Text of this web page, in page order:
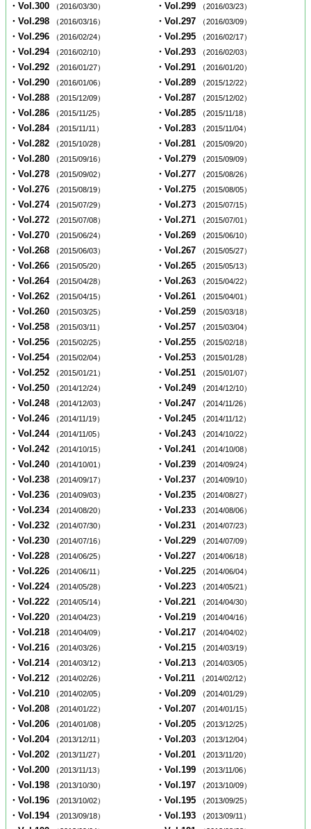
・Vol.300 （2016/03/30） ・Vol.299 （2016/03/23）
・Vol.298 （2016/03/16） ・Vol.297 （2016/03/09）
・Vol.296 （2016/02/24） ・Vol.295 （2016/02/17）
・Vol.294 （2016/02/10） ・Vol.293 （2016/02/03）
・Vol.292 （2016/01/27） ・Vol.291 （2016/01/20）
・Vol.290 （2016/01/06） ・Vol.289 （2015/12/22）
・Vol.288 （2015/12/09） ・Vol.287 （2015/12/02）
・Vol.286 （2015/11/25） ・Vol.285 （2015/11/18）
・Vol.284 （2015/11/11） ・Vol.283 （2015/11/04）
・Vol.282 （2015/10/28） ・Vol.281 （2015/09/20）
・Vol.280 （2015/09/16） ・Vol.279 （2015/09/09）
・Vol.278 （2015/09/02） ・Vol.277 （2015/08/26）
・Vol.276 （2015/08/19） ・Vol.275 （2015/08/05）
・Vol.274 （2015/07/29） ・Vol.273 （2015/07/15）
・Vol.272 （2015/07/08） ・Vol.271 （2015/07/01）
・Vol.270 （2015/06/24） ・Vol.269 （2015/06/10）
・Vol.268 （2015/06/03） ・Vol.267 （2015/05/27）
・Vol.266 （2015/05/20） ・Vol.265 （2015/05/13）
・Vol.264 （2015/04/28） ・Vol.263 （2015/04/22）
・Vol.262 （2015/04/15） ・Vol.261 （2015/04/01）
・Vol.260 （2015/03/25） ・Vol.259 （2015/03/18）
・Vol.258 （2015/03/11） ・Vol.257 （2015/03/04）
・Vol.256 （2015/02/25） ・Vol.255 （2015/02/18）
・Vol.254 （2015/02/04） ・Vol.253 （2015/01/28）
・Vol.252 （2015/01/21） ・Vol.251 （2015/01/07）
・Vol.250 （2014/12/24） ・Vol.249 （2014/12/10）
・Vol.248 （2014/12/03） ・Vol.247 （2014/11/26）
・Vol.246 （2014/11/19） ・Vol.245 （2014/11/12）
・Vol.244 （2014/11/05） ・Vol.243 （2014/10/22）
・Vol.242 （2014/10/15） ・Vol.241 （2014/10/08）
・Vol.240 （2014/10/01） ・Vol.239 （2014/09/24）
・Vol.238 （2014/09/17） ・Vol.237 （2014/09/10）
・Vol.236 （2014/09/03） ・Vol.235 （2014/08/27）
・Vol.234 （2014/08/20） ・Vol.233 （2014/08/06）
・Vol.232 （2014/07/30） ・Vol.231 （2014/07/23）
・Vol.230 （2014/07/16） ・Vol.229 （2014/07/09）
・Vol.228 （2014/06/25） ・Vol.227 （2014/06/18）
・Vol.226 （2014/06/11） ・Vol.225 （2014/06/04）
・Vol.224 （2014/05/28） ・Vol.223 （2014/05/21）
・Vol.222 （2014/05/14） ・Vol.221 （2014/04/30）
・Vol.220 （2014/04/23） ・Vol.219 （2014/04/16）
・Vol.218 （2014/04/09） ・Vol.217 （2014/04/02）
・Vol.216 （2014/03/26） ・Vol.215 （2014/03/19）
・Vol.214 （2014/03/12） ・Vol.213 （2014/03/05）
・Vol.212 （2014/02/26） ・Vol.211 （2014/02/12）
・Vol.210 （2014/02/05） ・Vol.209 （2014/01/29）
・Vol.208 （2014/01/22） ・Vol.207 （2014/01/15）
・Vol.206 （2014/01/08） ・Vol.205 （2013/12/25）
・Vol.204 （2013/12/11） ・Vol.203 （2013/12/04）
・Vol.202 （2013/11/27） ・Vol.201 （2013/11/20）
・Vol.200 （2013/11/13） ・Vol.199 （2013/11/06）
・Vol.198 （2013/10/30） ・Vol.197 （2013/10/09）
・Vol.196 （2013/10/02） ・Vol.195 （2013/09/25）
・Vol.194 （2013/09/18） ・Vol.193 （2013/09/11）